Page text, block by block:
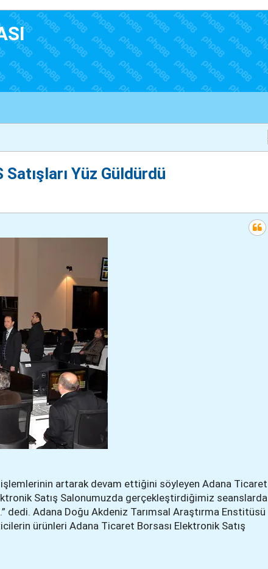
Yüz Güldürdü
işlemlerinin artarak devam ettiğini söyleyen Adana Ticaret
Satış Salonumuzda gerçekleştirdiğimiz seanslarda
dedi. Adana Doğu Akdeniz Tarımsal Araştırma Enstitüsü
ürünleri Adana Ticaret Borsası Elektronik Satış